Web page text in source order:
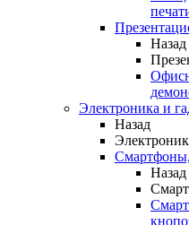
Назад
Электроника и
Назад
Назад